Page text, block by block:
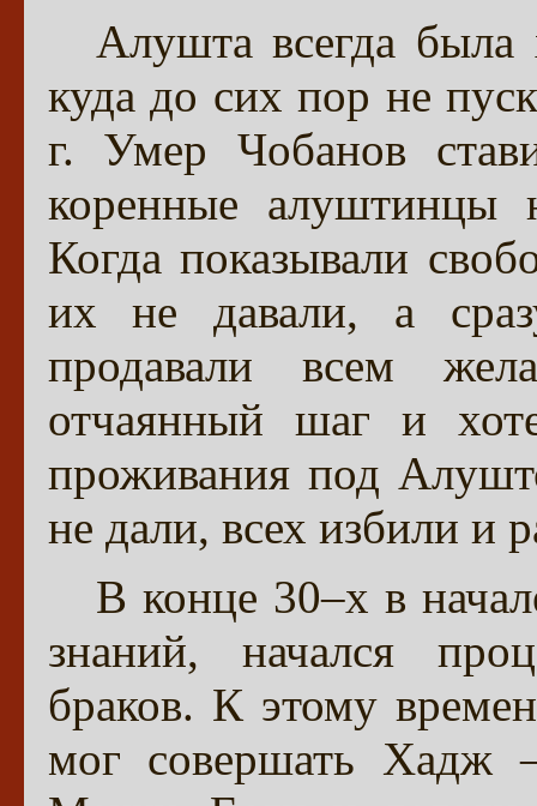
Алушта всегда
куда до сих пор не
г. Умер Чобанов
коренные алуштинцы
Когда показывали
их не давали, а
продавали всем
отчаянный шаг и
проживания под
не дали, всех избили и
В конце 30–х в
знаний, начался
браков. К этому
мог совершать Хадж